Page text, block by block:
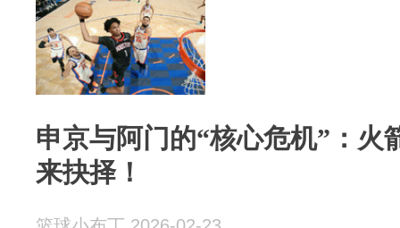
申京与阿门的“核心危机”：火
来抉择！